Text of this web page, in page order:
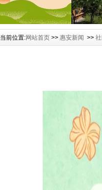
当前位置:网站首页 >> 惠安新闻 >>